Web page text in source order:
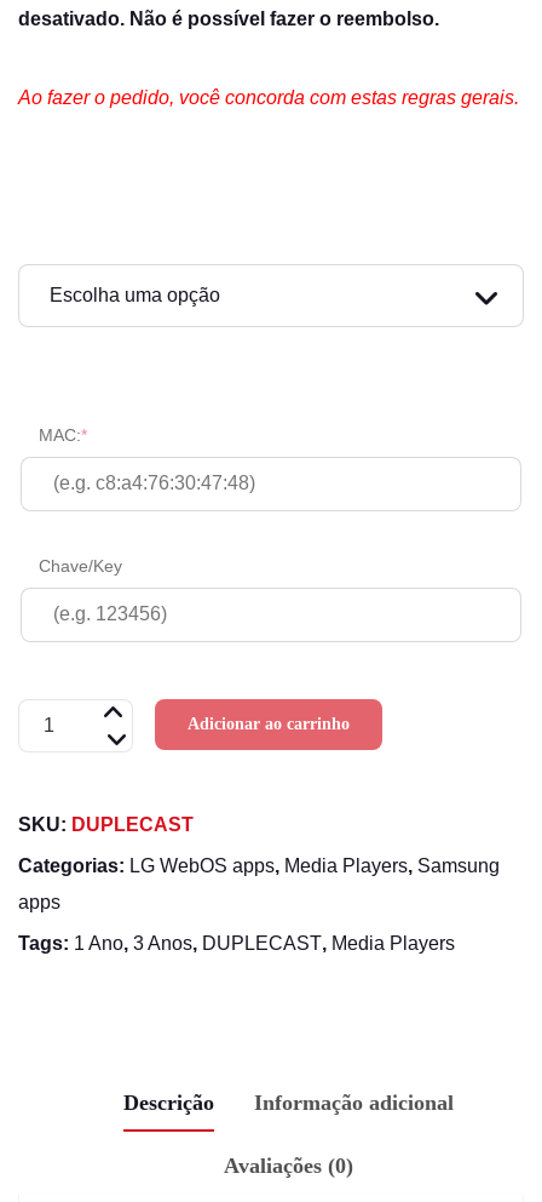
desativado. Não é possível fazer o reembolso.
Ao fazer o pedido, você concorda com estas regras gerais.
MAC:*
Chave/Key
Ativação
licença:
para
Samsung
e
LG
Adicionar ao carrinho
SKU: DUPLECAST
Categorias: LG WebOS apps, Media Players, Samsung
apps
Tags: 1 Ano, 3 Anos, DUPLECAST, Media Players
Descrição Informação adicional
Avaliações (0)